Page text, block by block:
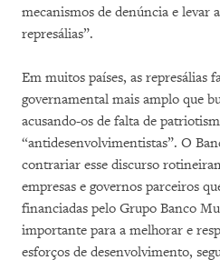
mecanismos de denúncia e levar
represálias”.
Em muitos países, as represálias
governamental mais amplo que
acusando-os de falta de
“antidesenvolvimentistas”. O
contrariar esse discurso
empresas e governos parceiros
financiadas pelo Grupo Banco
importante para a melhorar e
esforços de desenvolvimento,